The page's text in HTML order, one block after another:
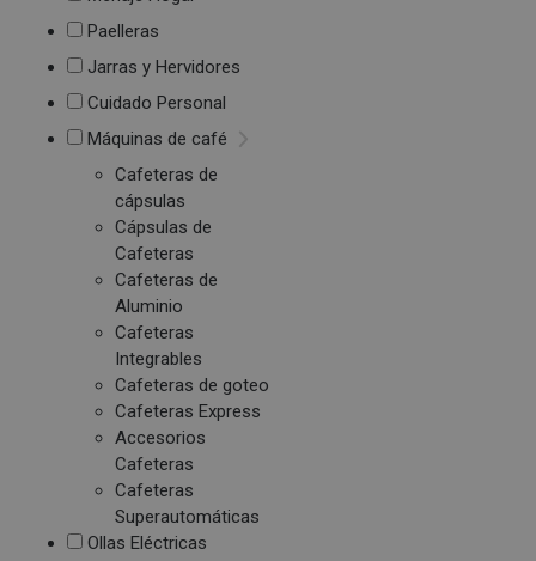
Paelleras
Jarras y Hervidores
Cuidado Personal
Máquinas de café
Cafeteras de
cápsulas
Cápsulas de
Cafeteras
Cafeteras de
Aluminio
Cafeteras
Integrables
Cafeteras de goteo
Cafeteras Express
Accesorios
Cafeteras
Cafeteras
Superautomáticas
Ollas Eléctricas